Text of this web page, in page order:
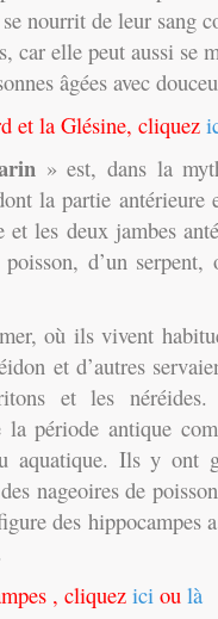
nourrit de leur sang
car elle peut aussi se
âgées avec
et la Glésine, cliquez
» est, dans la
la partie antérieure
les deux jambes
d’un serpent,
où ils vivent
et d’autres
et les
la période antique
aquatique. Ils y ont
nageoires de
des hippocampes
, cliquez ici ou là